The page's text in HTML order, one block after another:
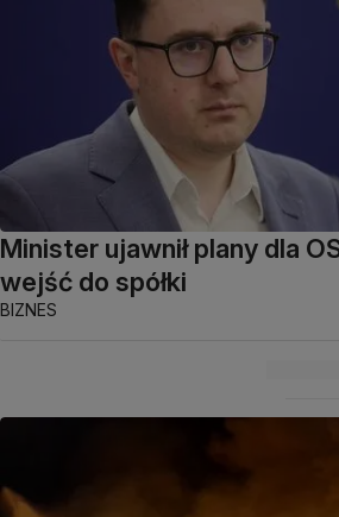
Minister ujawnił plany dla
wejść do spółki
BIZNES